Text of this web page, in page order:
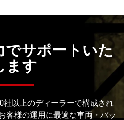
でサポートいた
ます
社以上のディーラーで構成され
客様の運用に最適な車両・バッ